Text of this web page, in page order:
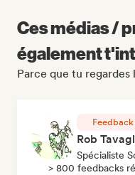
Ces médias /
également
Parce que tu
Rob
Spécialiste
> 800 feedbacks